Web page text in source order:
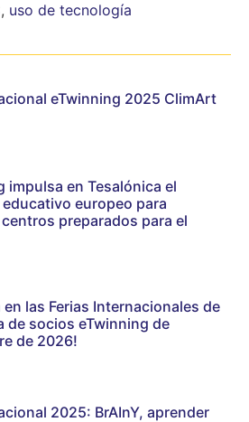
, uso de tecnología
eTwinning 2025 ClimArt
impulsa en Tesalónica el
europeo para
preparados para el
en las Ferias Internacionales de
de socios eTwinning de
de 2026!
2025: BrAInY, aprender